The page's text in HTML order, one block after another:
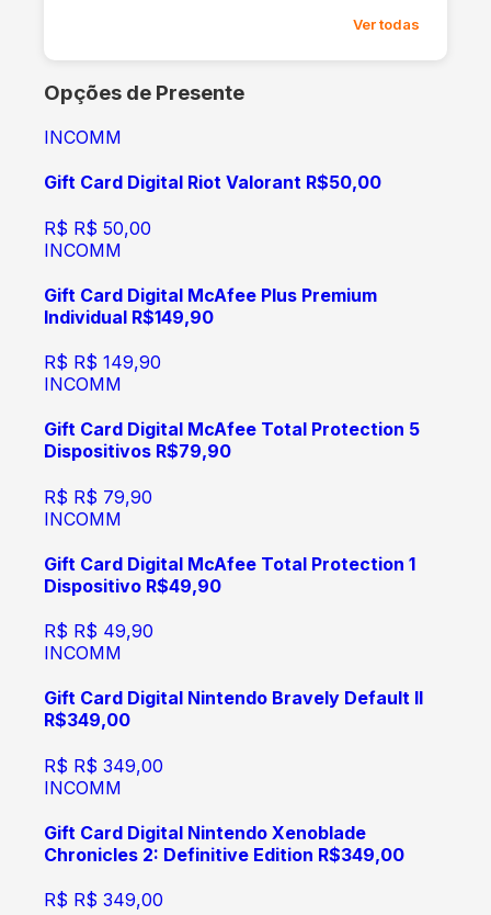
Ver todas
Opções de Presente
INCOMM
Gift Card Digital Riot Valorant R$50,00
R$ R$ 50,00
INCOMM
Gift Card Digital McAfee Plus Premium
Individual R$149,90
R$ R$ 149,90
INCOMM
Gift Card Digital McAfee Total Protection 5
Dispositivos R$79,90
R$ R$ 79,90
INCOMM
Gift Card Digital McAfee Total Protection 1
Dispositivo R$49,90
R$ R$ 49,90
INCOMM
Gift Card Digital Nintendo Bravely Default II
R$349,00
R$ R$ 349,00
INCOMM
Gift Card Digital Nintendo Xenoblade
Chronicles 2: Definitive Edition R$349,00
R$ R$ 349,00